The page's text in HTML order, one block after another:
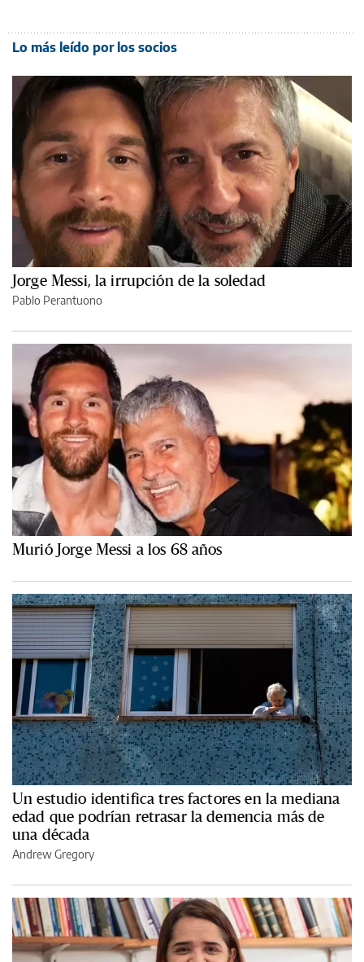
Lo más leído por los socios
Jorge Messi, la irrupción de la soledad
Pablo Perantuono
Murió Jorge Messi a los 68 años
Un estudio identifica tres factores en la mediana
edad que podrían retrasar la demencia más de
una década
Andrew Gregory